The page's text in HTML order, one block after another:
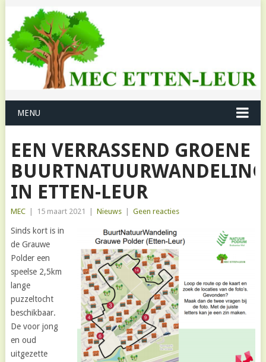
MENU
EEN VERRASSEND GROENE
BUURTNATUURWANDELING
IN ETTEN-LEUR
MEC 15 maart 2021 Nieuws Geen reacties
Sinds kort is in
de Grauwe
Polder een
speelse 2,5km
lange
puzzeltocht
beschikbaar.
De voor jong
en oud
uitgezette